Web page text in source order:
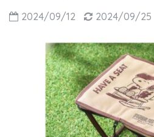
2024/09/12 2024/09/25